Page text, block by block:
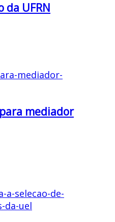
da UFRN
mediador